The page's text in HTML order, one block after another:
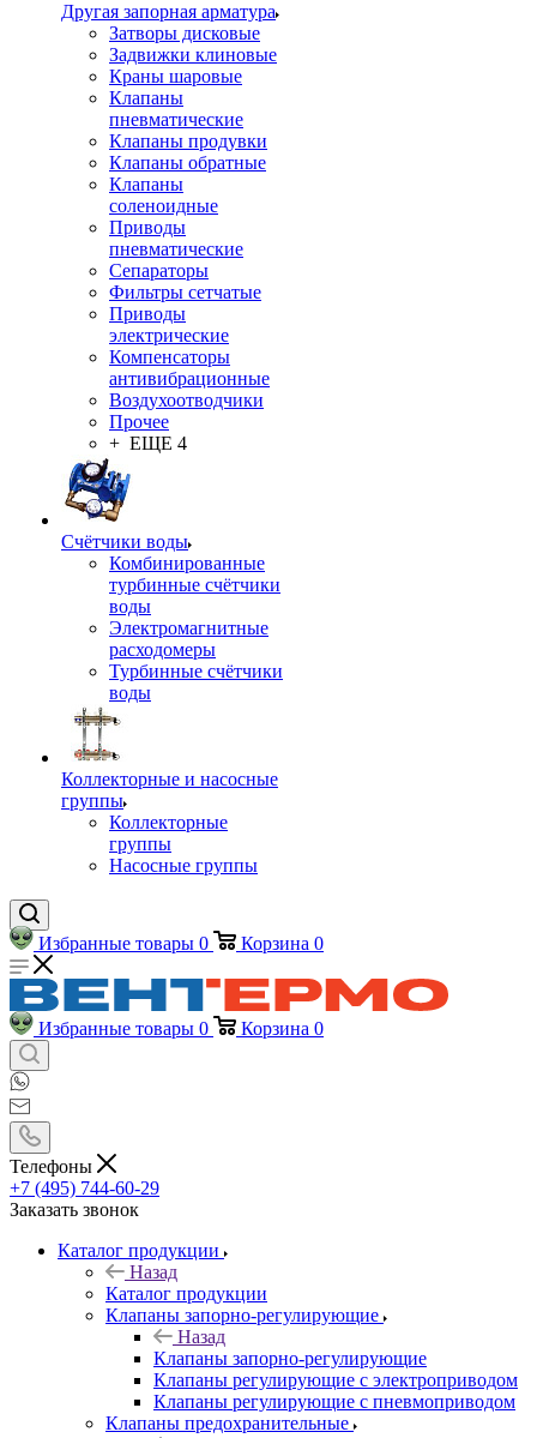
Другая запорная арматура
Затворы дисковые
Задвижки клиновые
Краны шаровые
Клапаны
пневматические
Клапаны продувки
Клапаны обратные
Клапаны
соленоидные
Приводы
пневматические
Сепараторы
Фильтры сетчатые
Приводы
электрические
Компенсаторы
антивибрационные
Воздухоотводчики
Прочее
+ ЕЩЕ 4
Счётчики воды
Комбинированные
турбинные счётчики
воды
Электромагнитные
расходомеры
Турбинные счётчики
воды
Коллекторные и насосные
группы
Коллекторные
группы
Насосные группы
Избранные товары 0 Корзина 0
Избранные товары 0 Корзина 0
Телефоны
+7 (495) 744-60-29
Заказать звонок
Каталог продукции
Назад
Каталог продукции
Клапаны запорно-регулирующие
Назад
Клапаны запорно-регулирующие
Клапаны регулирующие с электроприводом
Клапаны регулирующие с пневмоприводом
Клапаны предохранительные